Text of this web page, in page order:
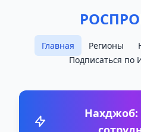
Главная Регионы
Подписаться по